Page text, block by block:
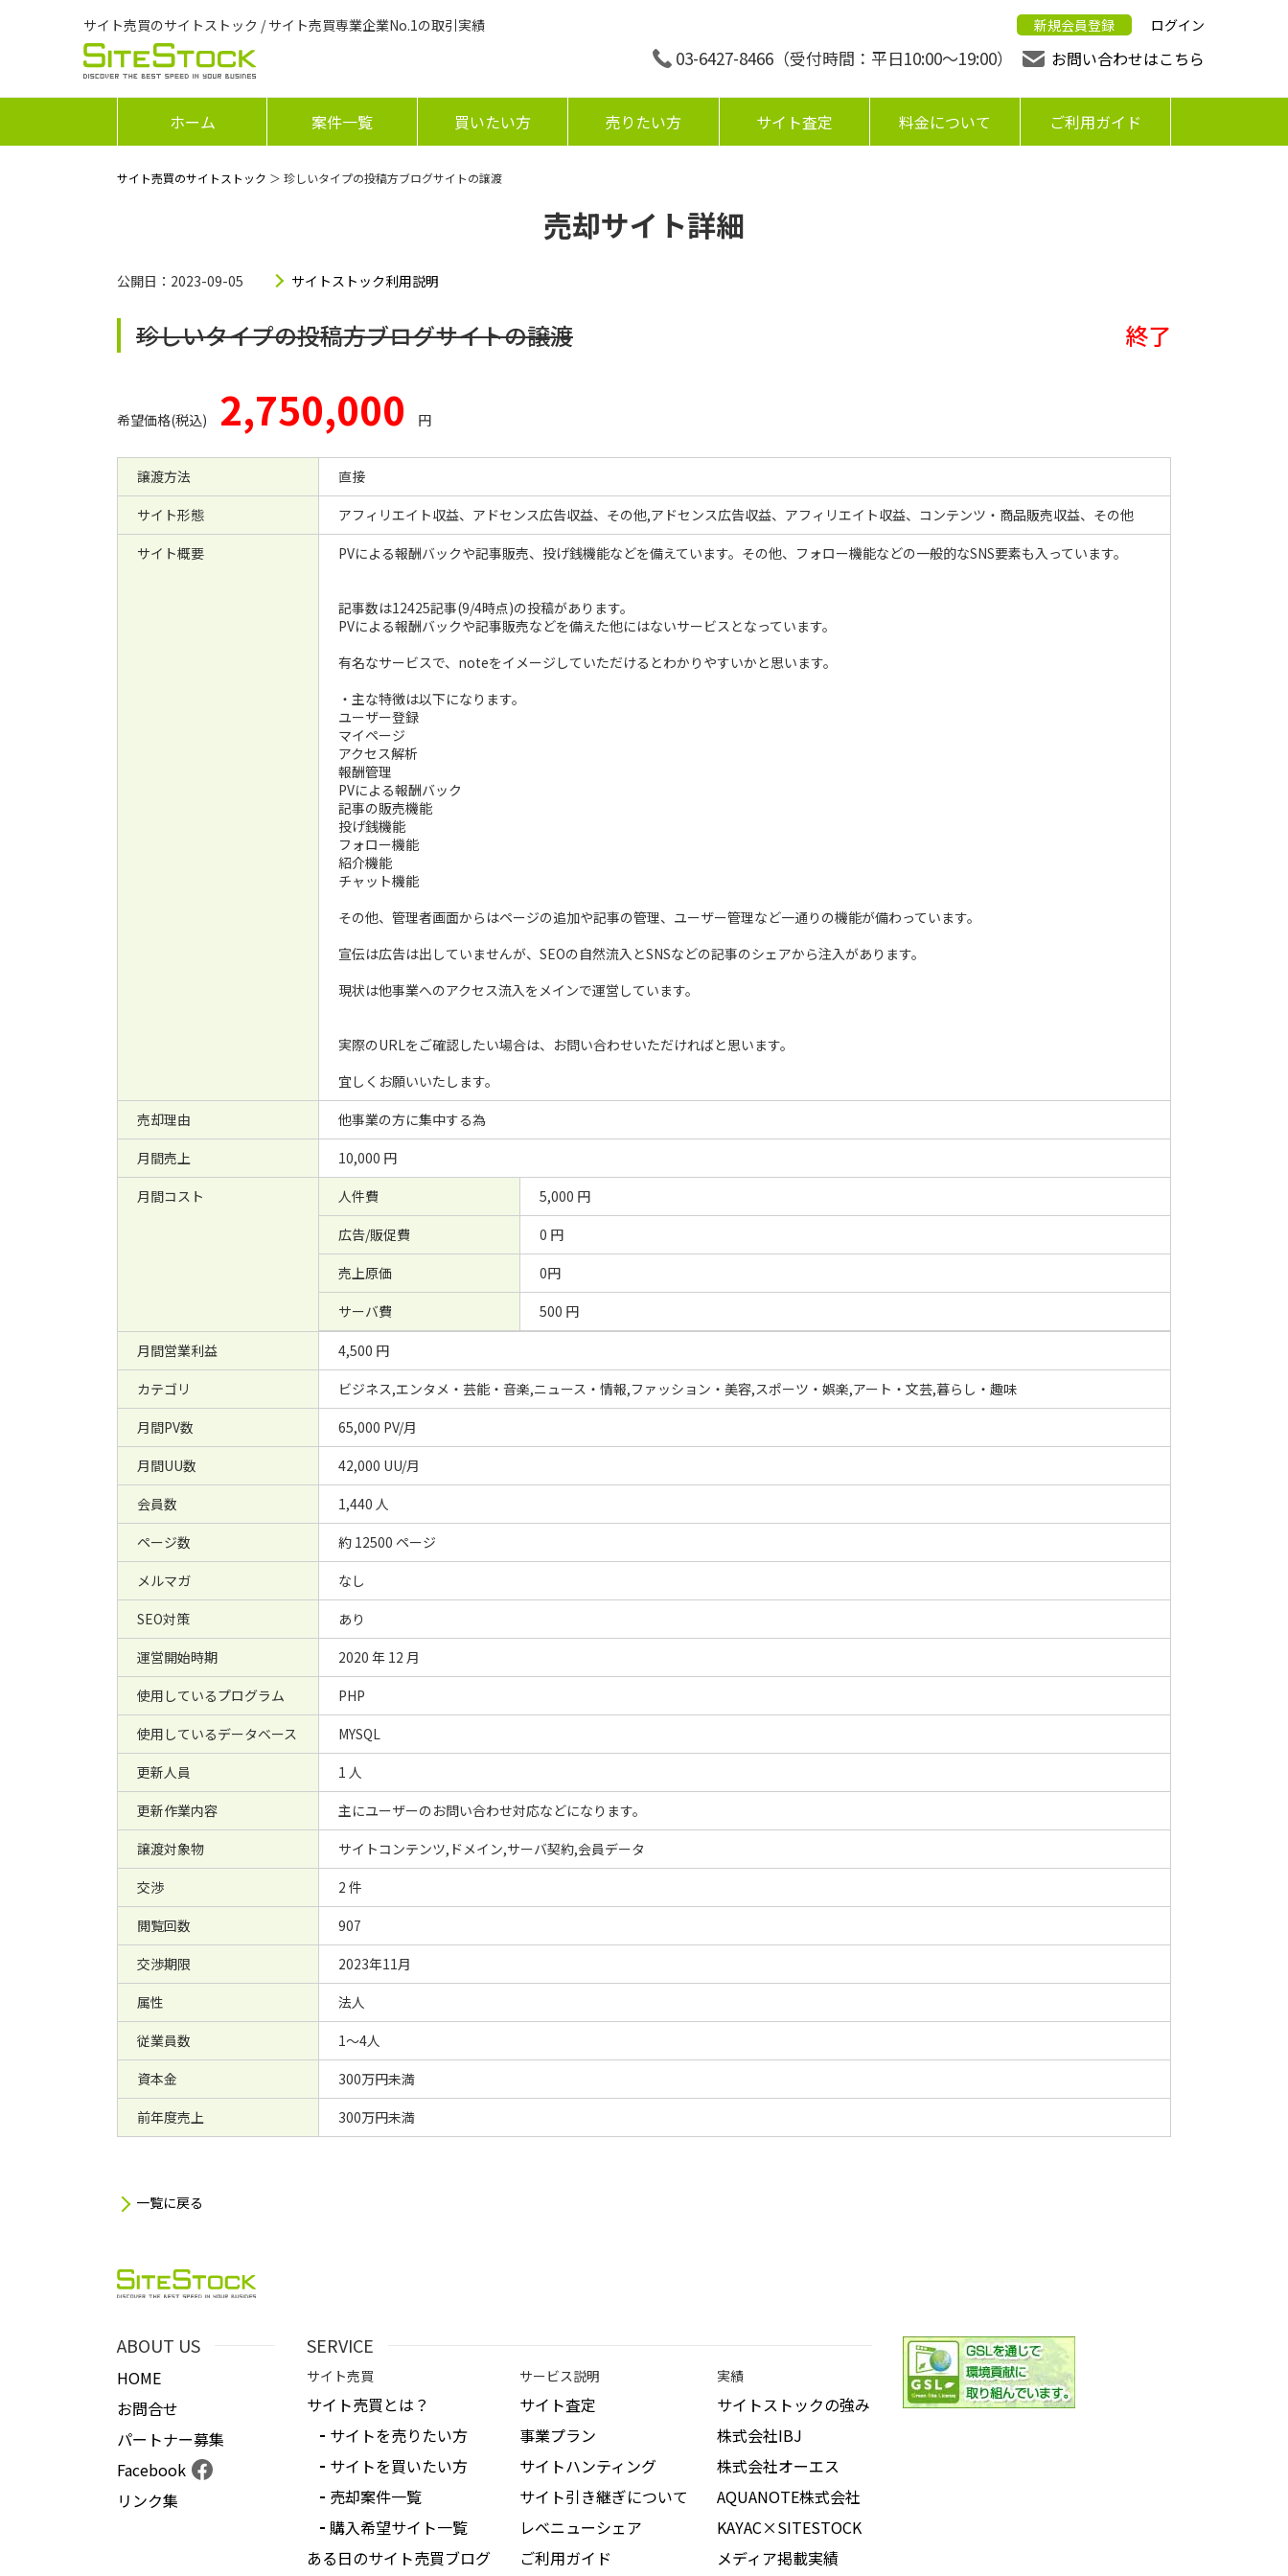
サイト売買のサイトストック / サイト売買専業企業No.1の取引実績 新規会員登録 ログイン
03-6427-8466 （受付時間：平日10:00〜19:00） お問い合わせはこちら
ホーム 案件一覧 買いたい方 売りたい方 サイト査定 料金について ご利用ガイド
サイト売買のサイトストック ＞ 珍しいタイプの投稿方ブログサイトの譲渡
売却サイト詳細
公開日：2023-09-05 サイトストック利用説明
珍しいタイプの投稿方ブログサイトの譲渡 終了
希望価格(税込) 2,750,000 円
譲渡方法
直接
サイト形態
アフィリエイト収益、アドセンス広告収益、その他,アドセンス広告収益、アフィリエイト収益、コンテンツ・商品販売収益、その他
サイト概要
PVによる報酬バックや記事販売、投げ銭機能などを備えています。その他、フォロー機能などの一般的なSNS要素も入っています。
記事数は12425記事(9/4時点)の投稿があります。
PVによる報酬バックや記事販売などを備えた他にはないサービスとなっています。
有名なサービスで、noteをイメージしていただけるとわかりやすいかと思います。
・主な特徴は以下になります。
ユーザー登録
マイページ
アクセス解析
報酬管理
PVによる報酬バック
記事の販売機能
投げ銭機能
フォロー機能
紹介機能
チャット機能
その他、管理者画面からはページの追加や記事の管理、ユーザー管理など一通りの機能が備わっています。
宣伝は広告は出していませんが、SEOの自然流入とSNSなどの記事のシェアから注入があります。
現状は他事業へのアクセス流入をメインで運営しています。
実際のURLをご確認したい場合は、お問い合わせいただければと思います。
宜しくお願いいたします。
売却理由
他事業の方に集中する為
月間売上
10,000 円
月間コスト
人件費
5,000 円
広告/販促費
0 円
売上原価
0円
サーバ費
500 円
月間営業利益
4,500 円
カテゴリ
ビジネス,エンタメ・芸能・音楽,ニュース・情報,ファッション・美容,スポーツ・娯楽,アート・文芸,暮らし・趣味
月間PV数
65,000 PV/月
月間UU数
42,000 UU/月
会員数
1,440 人
ページ数
約 12500 ページ
メルマガ
なし
SEO対策
あり
運営開始時期
2020 年 12 月
使用しているプログラム
PHP
使用しているデータベース
MYSQL
更新人員
1 人
更新作業内容
主にユーザーのお問い合わせ対応などになります。
譲渡対象物
サイトコンテンツ,ドメイン,サーバ契約,会員データ
交渉
2 件
閲覧回数
907
交渉期限
2023年11月
属性
法人
従業員数
1～4人
資本金
300万円未満
前年度売上
300万円未満
一覧に戻る
ABOUT US
HOME
お問合せ
パートナー募集
Facebook
リンク集
SERVICE
サイト売買
サイト売買とは？
サイトを売りたい方
サイトを買いたい方
売却案件一覧
購入希望サイト一覧
ある日のサイト売買ブログ
サービス説明
サイト査定
事業プラン
サイトハンティング
サイト引き継ぎについて
レベニューシェア
ご利用ガイド
実績
サイトストックの強み
株式会社IBJ
株式会社オーエス
AQUANOTE株式会社
KAYAC×SITESTOCK
メディア掲載実績